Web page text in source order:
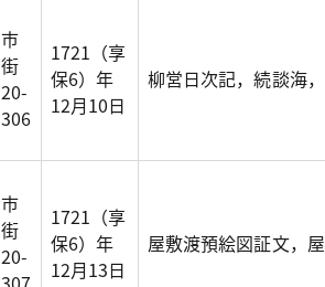
市
街
20-
306
1721（享
保6）年
12月10日
柳営日次記，続談海
市
街
20-
1721（享
保6）年
12月13日
屋敷渡預絵図証文，